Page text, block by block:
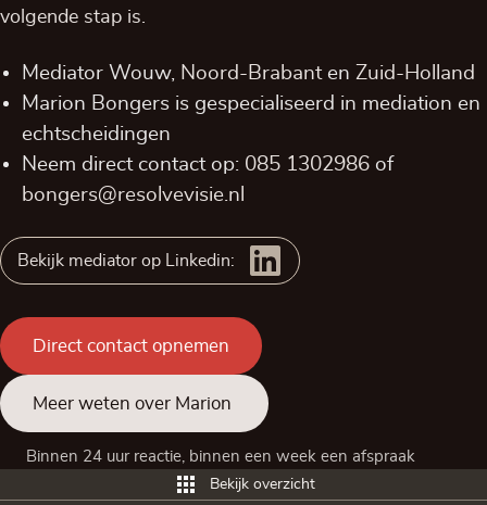
volgende stap is.
Mediator Wouw, Noord-Brabanten Zuid-Holland
Marion Bongers is gespecialiseerd in mediation en
echtscheidingen
Neem direct contact op: 085 1302986 of
bongers@resolvevisie.nl
Bekijk mediator op Linkedin:
Direct contact opnemen
Meer weten over Marion
Binnen 24 uur reactie, binnen een week een afspraak
Bekijk overzicht